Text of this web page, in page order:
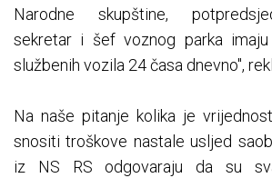
Narodne skupštine,
sekretar i šef voznog parka
službenih vozila 24 časa dnevno",
Na naše pitanje kolika je
snositi troškove nastale usljed
iz NS RS odgovaraju da su